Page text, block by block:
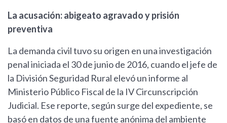
La acusación: abigeato agravado y prisión
preventiva
La demanda civil tuvo su origen en una investigación
penal iniciada el 30 de junio de 2016, cuando el jefe de
la División Seguridad Rural elevó un informe al
Ministerio Público Fiscal de la IV Circunscripción
Judicial. Ese reporte, según surge del expediente, se
basó en datos de una fuente anónima del ambiente